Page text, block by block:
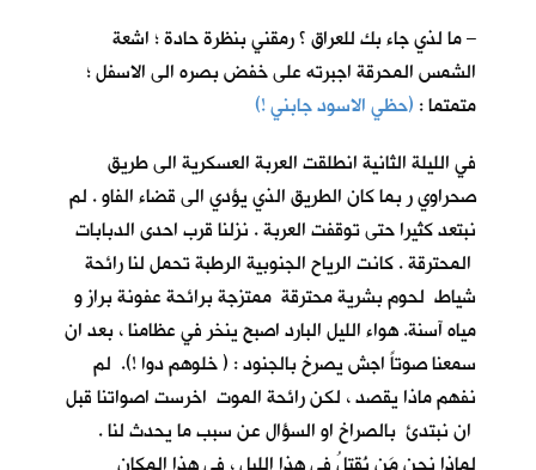
– ما لذي جاء بك للعراق ؟ رمقني بنظرة حادة ؛ اشعة
الشمس المحرقة اجبرته على خفض بصره الى الاسفل ؛
متمتما : (حظي الاسود جابني !)
في الليلة الثانية انطلقت العربة العسكرية الى طريق
صحراوي ر بما كان الطريق الذي يؤدي الى قضاء الفاو . لم
نبتعد كثيرا حتى توقفت العربة . نزلنا قرب احدى الدبابات
المحترقة . كانت الرياح الجنوبية الرطبة تحمل لنا رائحة
شياط لحوم بشرية محترقة ممتزجة برائحة عفونة براز و
مياه آسنة. هواء الليل البارد اصبح ينخر في عظامنا ، بعد ان
سمعنا صوتاً اجش يصرخ بالجنود : ( خلوهم دوا !). لم
نفهم ماذا يقصد ، لكن رائحة الموت اخرست اصواتنا قبل
ان نبتدئ بالصراخ او السؤال عن سبب ما يحدث لنا .